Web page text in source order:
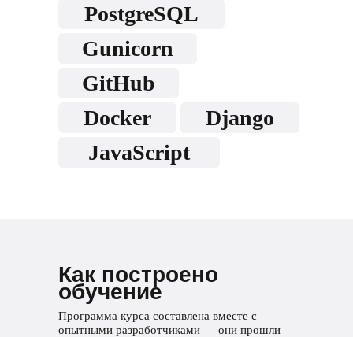
Django
JavaScript
GitHub
PostgreSQL
Gunicorn
Docker
Как построено
обучение
Программа курса составлена вместе с
опытными разработчиками — они прошли